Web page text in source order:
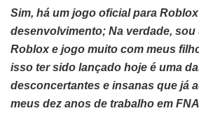
Sim, há um jogo oficial para
desenvolvimento; Na verdade, sou
Roblox e jogo muito com meus
isso ter sido lançado hoje é uma
desconcertantes e insanas que já
meus dez anos de trabalho em